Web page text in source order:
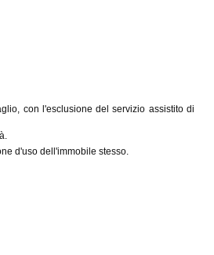
con l'esclusione del servizio assistito di
d'uso dell'immobile stesso.